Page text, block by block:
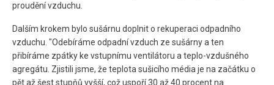
proudění vzduchu.
Dalším krokem bylo sušárnu doplnit o rekuperaci odpadního
vzduchu. "Odebíráme odpadní vzduch ze sušárny a ten
přibíráme zpátky ke vstupnímu ventilátoru a teplo-vzdušného
agregátu. Zjistili jsme, že teplota sušicího média je na začátku o
pět až šest stupňů vyšší, což uspoří 30 až 40 procent na